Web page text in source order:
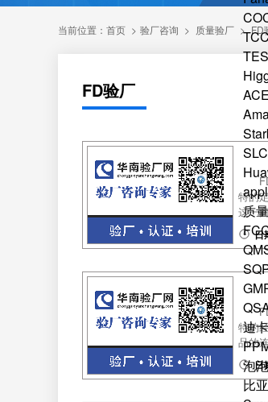
质
迪
泡
比
当前位置： 首页 > 验厂咨询 > 质量验厂 > FD
FD验厂
特的
这一
日
特的
品的
日